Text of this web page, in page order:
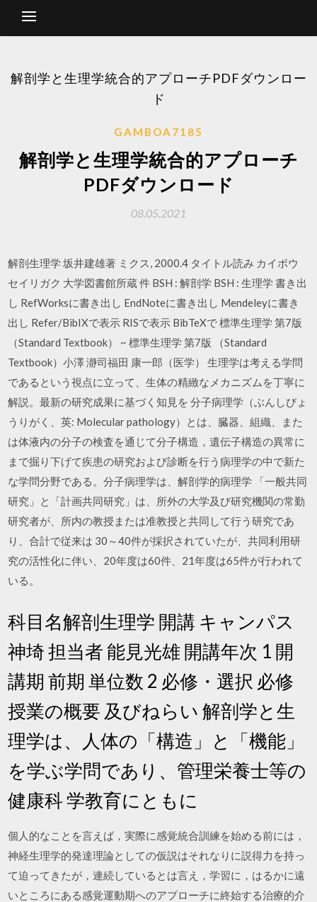
解剖学と生理学統合的アプローチPDFダウンロー
ド
GAMBOA7185
解剖学と生理学統合的アプローチ
PDFダウンロード
08.05.2021
解剖生理学 坂井建雄著 ミクス, 2000.4 タイトル読み カイボウ
セイリガク 大学図書館所蔵 件 BSH : 解剖学 BSH : 生理学 書き出
し RefWorksに書き出し EndNoteに書き出し Mendeleyに書き
出し Refer/BibIXで表示 RISで表示 BibTeXで 標準生理学 第7版
（Standard Textbook） ~ 標準生理学 第7版 （Standard
Textbook）小澤 瀞司福田 康一郎（医学） 生理学は考える学問
であるという視点に立って、生体の精緻なメカニズムを丁寧に
解説。最新の研究成果に基づく知見を 分子病理学（ぶんしびょ
うりがく、英: Molecular pathology）とは、臓器、組織、また
は体液内の分子の検査を通じて分子構造，遺伝子構造の異常に
まで掘り下げて疾患の研究および診断を行う病理学の中で新た
な学問分野である。分子病理学は、解剖学的病理学 「一般共同
研究」と「計画共同研究」は、所外の大学及び研究機関の常勤
研究者が、所内の教授または准教授と共同して行う研究であ
り、合計で従来は 30～40件が採択されていたが、共同利用研
究の活性化に伴い、20年度は60件、21年度は65件が行われて
いる。
科目名解剖生理学 開講 キャンパス
神埼 担当者 能見光雄 開講年次 1 開
講期 前期 単位数 2 必修・選択 必修
授業の概要 及びねらい 解剖学と生
理学は、人体の「構造」と「機能」
を学ぶ学問であり、管理栄養士等の
健康科 学教育にともに
個人的なことを言えば，実際に感覚統合訓練を始める前には，
神経生理学的発達理論としての仮説はそれなりに説得力を持っ
て迫ってきたが，連続しているとは言え，学習に，はるかに遠
いところにある感覚運動期へのアプローチに終始する治療的介